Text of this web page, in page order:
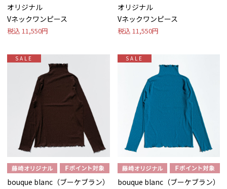
オリジナル
Vネックワンピース
税込 11,550円
オリジナル
Vネックワンピース
税込 11,550円
SALE
bouque blanc（ブーケブラン）
SALE
bouque blanc（ブーケブラン）